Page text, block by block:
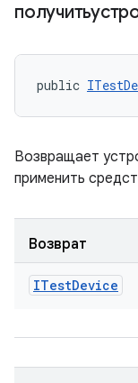
public
Возвращает
применить
Возврат
ITestDevice